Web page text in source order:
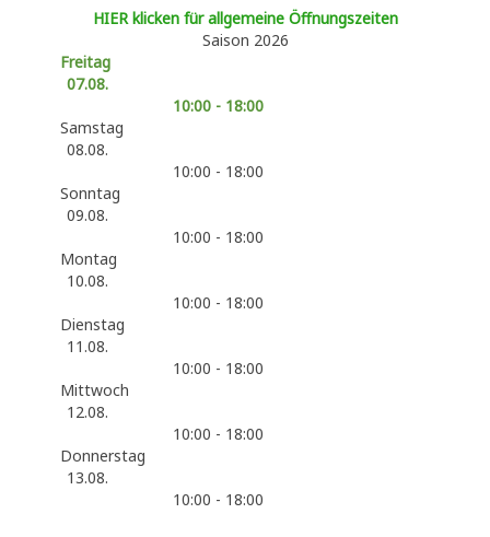
HIER klicken für allgemeine Öffnungszeiten
Saison 2026
Freitag
07.08.
10:00 - 18:00
Samstag
08.08.
10:00 - 18:00
Sonntag
09.08.
10:00 - 18:00
Montag
10.08.
10:00 - 18:00
Dienstag
11.08.
10:00 - 18:00
Mittwoch
12.08.
10:00 - 18:00
Donnerstag
13.08.
10:00 - 18:00